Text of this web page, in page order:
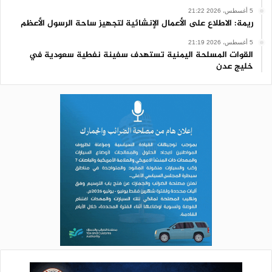
5 أغسطس، 2026 21:22
ريمة: الاطلاع على الأعمال الإنشائية لتجهيز ساحة الرسول الأعظم
5 أغسطس، 2026 21:19
القوات المسلحة اليمنية تستهدف سفينة نفطية سعودية في
خليج عدن